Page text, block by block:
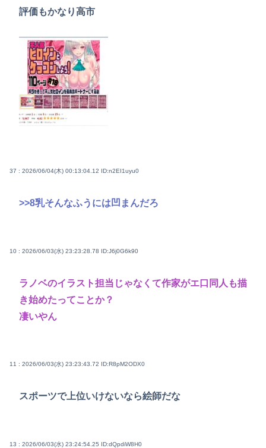
評価もかなり高市
37 : 2026/06/04(木) 00:13:04.12 ID:n2EI1uyu0
>>8乳そんなふうには凹まんだろ
10 : 2026/06/03(水) 23:23:28.78 ID:J6j0G6k90
ラノベのイラスト担当じゃなくて作家がエ口同人も描
き始めたってことか？
凄いやん
11 : 2026/06/03(水) 23:23:43.72 ID:R8pM2ODX0
スポーツで上位いけないなら絵師だな
13 : 2026/06/03(水) 23:24:54.25 ID:dQpdiW8H0